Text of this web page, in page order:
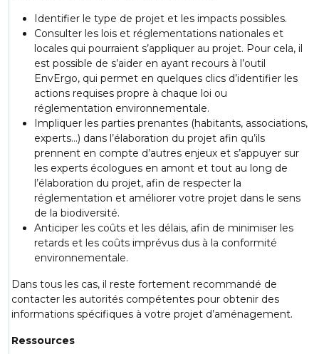
Identifier le type de projet et les impacts possibles.
Consulter les lois et réglementations nationales et
locales qui pourraient s’appliquer au projet. Pour cela, il
est possible de s’aider en ayant recours à l’outil
EnvErgo, qui permet en quelques clics d’identifier les
actions requises propre à chaque loi ou
réglementation environnementale.
Impliquer les parties prenantes (habitants, associations,
experts…) dans l’élaboration du projet afin qu’ils
prennent en compte d’autres enjeux et s’appuyer sur
les experts écologues en amont et tout au long de
l’élaboration du projet, afin de respecter la
réglementation et améliorer votre projet dans le sens
de la biodiversité.
Anticiper les coûts et les délais, afin de minimiser les
retards et les coûts imprévus dus à la conformité
environnementale.
Dans tous les cas, il reste fortement recommandé de
contacter les autorités compétentes pour obtenir des
informations spécifiques à votre projet d’aménagement.
Ressources